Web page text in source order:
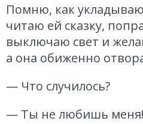
Помню, как
читаю ей сказку,
выключаю свет и
а она обиженно
— Что случилось?
— Ты не любишь меня!